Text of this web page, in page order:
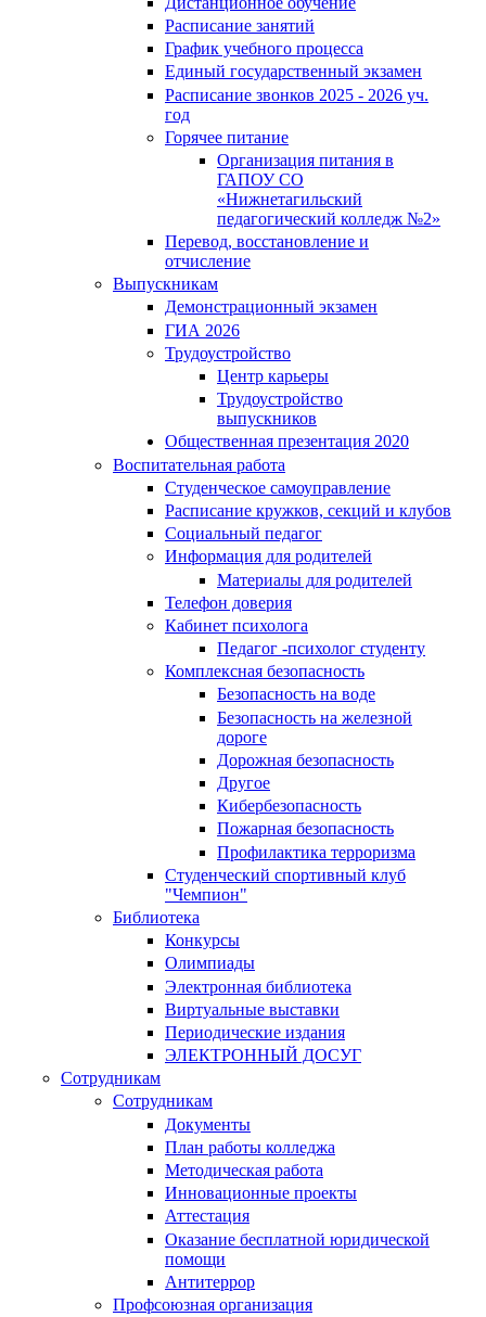
Расписание занятий
График учебного процесса
Единый государственный экзамен
Расписание звонков 2025 - 2026 уч.
год
Горячее питание
Организация питания в
ГАПОУ СО
«Нижнетагильский
педагогический колледж №2»
Перевод, восстановление и
отчисление
Выпускникам
Демонстрационный экзамен
ГИА 2026
Трудоустройство
Центр карьеры
Трудоустройство
выпускников
Общественная презентация 2020
Воспитательная работа
Студенческое самоуправление
Расписание кружков, секций и клубов
Социальный педагог
Информация для родителей
Материалы для родителей
Телефон доверия
Кабинет психолога
Педагог -психолог студенту
Комплексная безопасность
Безопасность на воде
Безопасность на железной
дороге
Дорожная безопасность
Другое
Кибербезопасность
Пожарная безопасность
Профилактика терроризма
Студенческий спортивный клуб
"Чемпион"
Библиотека
Конкурсы
Олимпиады
Электронная библиотека
Виртуальные выставки
Периодические издания
ЭЛЕКТРОННЫЙ ДОСУГ
Сотрудникам
Сотрудникам
Документы
План работы колледжа
Методическая работа
Инновационные проекты
Аттестация
Оказание бесплатной юридической
помощи
Антитеррор
Профсоюзная организация